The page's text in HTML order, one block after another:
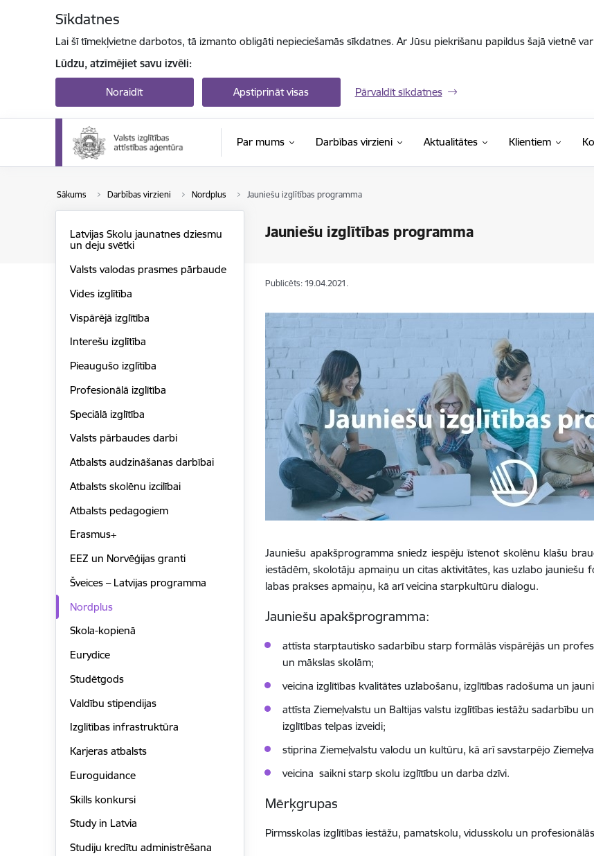
Sīkdatnes
Lai šī tīmekļvietne darbotos, tā izmanto obligāti nepieciešamās sīkdatnes. Ar Jūsu piekrišanu papildus šajā vietnē
Lūdzu, atzīmējiet savu izvēli:
Noraidīt Apstiprināt visas Pārvaldīt sīkdatnes
Par mums Darbības virzieni Aktualitātes Klientiem
Sākums Darbības virzieni Nordplus Jauniešu izglītības programma
Jauniešu izglītības programma
Latvijas Skolu jaunatnes dziesmu
un deju svētki
Valsts valodas prasmes pārbaude
Vides izglītība
Vispārējā izglītība
Interešu izglītība
Pieaugušo izglītība
Profesionālā izglītība
Speciālā izglītība
Valsts pārbaudes darbi
Atbalsts audzināšanas darbībai
Atbalsts skolēnu izcilībai
Atbalsts pedagogiem
Erasmus+
EEZ un Norvēģijas granti
Šveices – Latvijas programma
Nordplus
Skola-kopienā
Eurydice
Studētgods
Valdību stipendijas
Izglītības infrastruktūra
Karjeras atbalsts
Euroguidance
Skills konkursi
Study in Latvia
Studiju kredītu administrēšana
Publicēts: 19.04.2021.
Jauniešu apakšprogramma sniedz iespēju īstenot skolēnu klašu
iestādēm, skolotāju apmaiņu un citas aktivitātes, kas uzlabo jauniešu
labas prakses apmaiņu, kā arī veicina starpkultūru dialogu.
Jauniešu apakšprogramma:
attīsta starptautisko sadarbību starp formālās vispārējās un
un mākslas skolām;
veicina izglītības kvalitātes uzlabošanu, izglītības radošuma un
attīsta Ziemeļvalstu un Baltijas valstu izglītības iestāžu sadarbību
izglītības telpas izveidi;
stiprina Ziemeļvalstu valodu un kultūru, kā arī savstarpējo
veicina saikni starp skolu izglītību un darba dzīvi.
Mērķgrupas
Pirmsskolas izglītības iestāžu, pamatskolu, vidusskolu un